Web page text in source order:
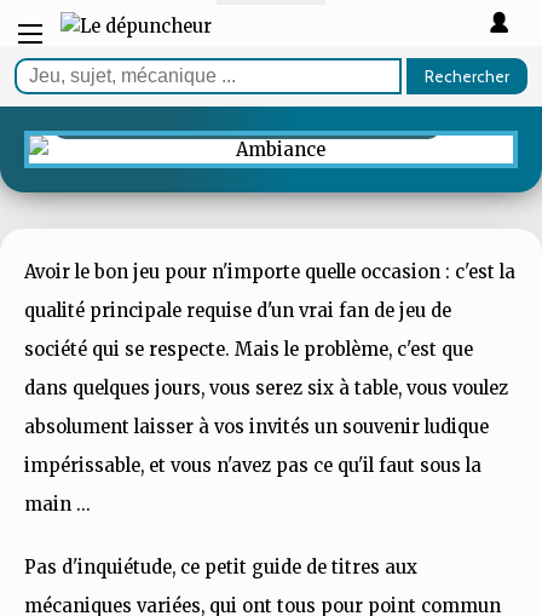
Rechercher
GUIDE
Les meilleurs jeux de société
d'ambiance
Avoir le bon jeu pour n'importe quelle occasion : c'est la
qualité principale requise d'un vrai fan de jeu de
société qui se respecte. Mais le problème, c'est que
dans quelques jours, vous serez six à table, vous voulez
absolument laisser à vos invités un souvenir ludique
impérissable, et vous n'avez pas ce qu'il faut sous la
main ...
Pas d'inquiétude, ce petit guide de titres aux
mécaniques variées, qui ont tous pour point commun